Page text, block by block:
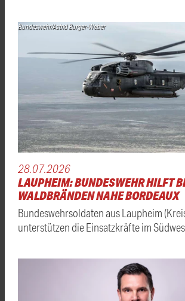
Bundeswehr/Astrid Burger-Weber
28.07.2026
LAUPHEIM: BUNDESWEHR HILFT
WALDBRÄNDEN NAHE BORDEAUX
Bundeswehrsoldaten aus Laupheim
unterstützen die Einsatzkräfte im